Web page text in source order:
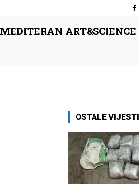
MEDITERAN ART&SCIENCE
OSTALE VIJESTI